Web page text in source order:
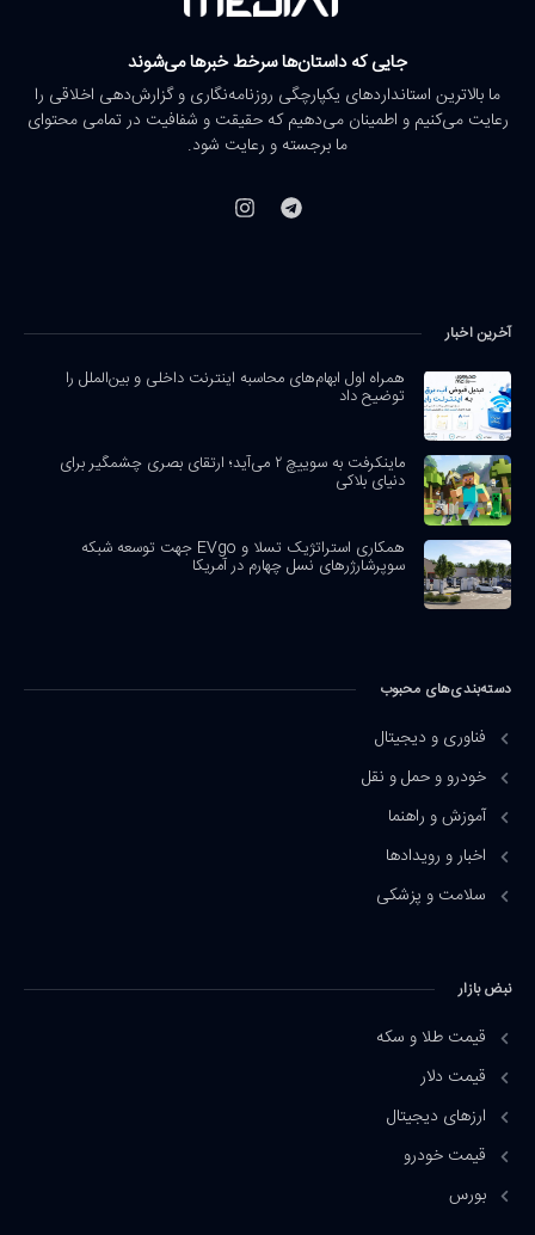
جایی که داستان‌ها سرخط خبرها می‌شوند
ما بالاترین استانداردهای یکپارچگی روزنامه‌نگاری و گزارش‌دهی اخلاقی را
رعایت می‌کنیم و اطمینان می‌دهیم که حقیقت و شفافیت در تمامی محتوای
ما برجسته و رعایت شود.
آخرین اخبار
همراه اول ابهام‌های محاسبه اینترنت داخلی و بین‌الملل را
توضیح داد
ماینکرفت به سوییچ ۲ می‌آید؛ ارتقای بصری چشمگیر برای
دنیای بلاکی
همکاری استراتژیک تسلا و EVgo جهت توسعه شبکه
سوپرشارژرهای نسل چهارم در آمریکا
دسته‌بندی‌های محبوب
فناوری و دیجیتال
خودرو و حمل و نقل
آموزش و راهنما
اخبار و رویدادها
سلامت و پزشکی
نبض بازار
قیمت طلا و سکه
قیمت دلار
ارزهای دیجیتال
قیمت خودرو
بورس